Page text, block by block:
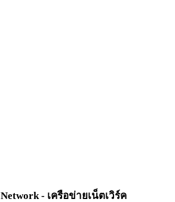
Network - เครือข่ายเน็ตเวิร์ค